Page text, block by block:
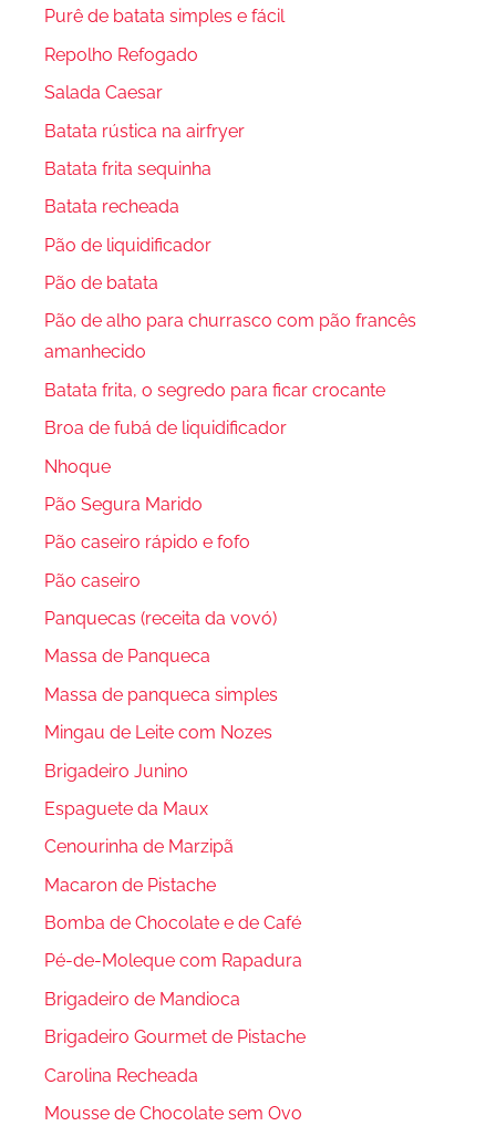
Purê de batata simples e fácil
Repolho Refogado
Salada Caesar
Batata rústica na airfryer
Batata frita sequinha
Batata recheada
Pão de liquidificador
Pão de batata
Pão de alho para churrasco com pão francês
amanhecido
Batata frita, o segredo para ficar crocante
Broa de fubá de liquidificador
Nhoque
Pão Segura Marido
Pão caseiro rápido e fofo
Pão caseiro
Panquecas (receita da vovó)
Massa de Panqueca
Massa de panqueca simples
Mingau de Leite com Nozes
Brigadeiro Junino
Espaguete da Maux
Cenourinha de Marzipã
Macaron de Pistache
Bomba de Chocolate e de Café
Pé-de-Moleque com Rapadura
Brigadeiro de Mandioca
Brigadeiro Gourmet de Pistache
Carolina Recheada
Mousse de Chocolate sem Ovo